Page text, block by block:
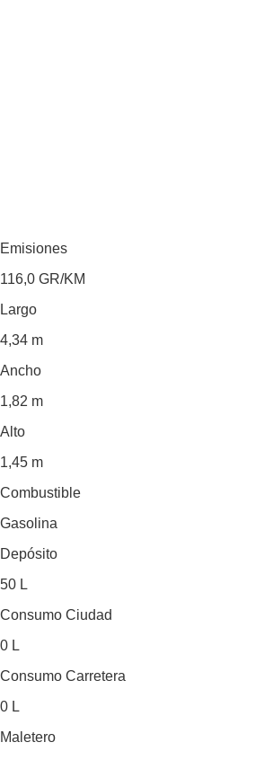
Emisiones
116,0 GR/KM
Largo
4,34 m
Ancho
1,82 m
Alto
1,45 m
Combustible
Gasolina
Depósito
50 L
Consumo Ciudad
0 L
Consumo Carretera
0 L
Maletero